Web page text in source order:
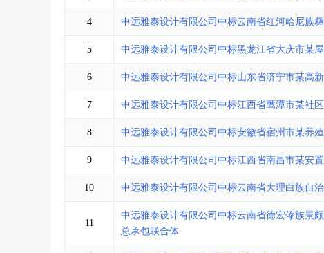
4 中远雅泰设计有限公司中标云南省红河哈尼族
5 中远雅泰设计有限公司中标黑龙江省大庆市某
6 中远雅泰设计有限公司中标山东省济宁市某高
7 中远雅泰设计有限公司中标江西省鹰潭市某社
8 中远雅泰设计有限公司中标安徽省宿州市某养
9 中远雅泰设计有限公司中标江西省南昌市某安
10 中远雅泰设计有限公司中标云南省大理白族自
11
中远雅泰设计有限公司中标云南省德宏傣族景
总承包联合体